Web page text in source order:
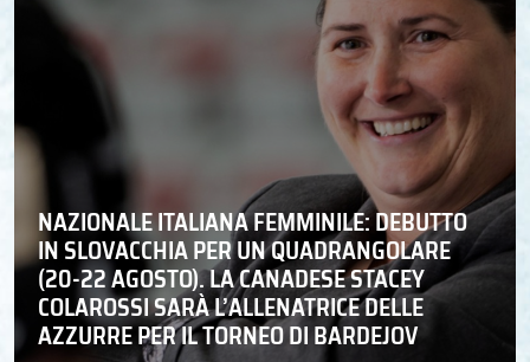
NAZIONALE ITALIANA FEMMINILE: DEBUTTO
IN SLOVACCHIA PER UN QUADRANGOLARE
(20-22 AGOSTO). LA CANADESE STACEY
COLAROSSI SARÀ L’ALLENATRICE DELLE
AZZURRE PER IL TORNEO DI BARDEJOV